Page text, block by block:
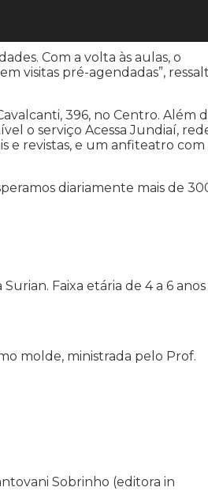
Com a volta às aulas, o
visitas pré-agendadas”,
396, no Centro. Além
o serviço Acessa Jundiaí,
e revistas, e um anfiteatro com
diariamente mais de
Faixa etária de 4 a 6 anos
molde, ministrada pelo Prof.
Sobrinho (editora in